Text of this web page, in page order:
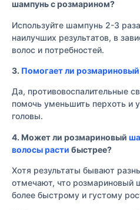
шампунь с розмарином?
Используйте шампунь 2-3
наилучших результатов, в
волос и потребностей.
3. Помогает ли
Да, противовоспалительные
помочь уменьшить перхоть и
головы.
4. Может ли розмариновый
волосы расти быстрее?
Хотя результаты бывают
отмечают, что розмариновый
более быстрому и густому